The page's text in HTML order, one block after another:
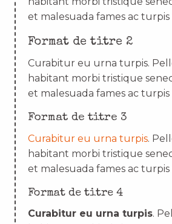
et malesuada fames ac turpis
Format de titre 2
Curabitur eu urna turpis.
habitant morbi tristique
et malesuada fames ac turpis
Format de titre 3
Curabitur eu urna turpis.
habitant morbi tristique
et malesuada fames ac turpis
Format de titre 4
Curabitur eu urna turpis.